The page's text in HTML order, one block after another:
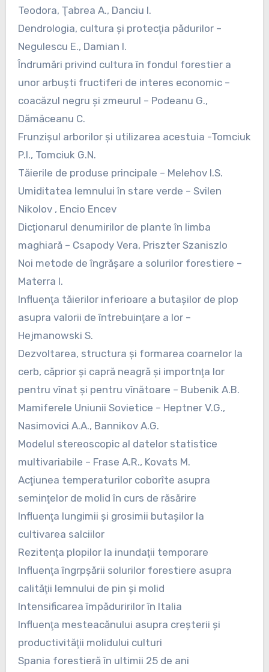
Teodora, Ţabrea A., Danciu I.
Dendrologia, cultura şi protecţia pădurilor –
Negulescu E., Damian I.
Îndrumări privind cultura în fondul forestier a
unor arbuşti fructiferi de interes economic –
coacăzul negru şi zmeurul – Podeanu G.,
Dămăceanu C.
Frunzişul arborilor şi utilizarea acestuia -Tomciuk
P.I., Tomciuk G.N.
Tăierile de produse principale – Melehov I.S.
Umiditatea lemnului în stare verde – Svilen
Nikolov , Encio Encev
Dicţionarul denumirilor de plante în limba
maghiară – Csapody Vera, Priszter Szaniszlo
Noi metode de îngrăşare a solurilor forestiere –
Materra I.
Influenţa tăierilor inferioare a butaşilor de plop
asupra valorii de întrebuinţare a lor –
Hejmanowski S.
Dezvoltarea, structura şi formarea coarnelor la
cerb, căprior şi capră neagră şi importnţa lor
pentru vînat şi pentru vînătoare – Bubenik A.B.
Mamiferele Uniunii Sovietice – Heptner V.G.,
Nasimovici A.A., Bannikov A.G.
Modelul stereoscopic al datelor statistice
multivariabile – Frase A.R., Kovats M.
Acţiunea temperaturilor coborîte asupra
seminţelor de molid în curs de răsărire
Influenţa lungimii şi grosimii butaşilor la
cultivarea salciilor
Rezitenţa plopilor la inundaţii temporare
Influenţa îngrpşării solurilor forestiere asupra
calităţii lemnului de pin şi molid
Intensificarea împăduririlor în Italia
Influenţa mesteacănului asupra creşterii şi
productivităţii molidului culturi
Spania forestieră în ultimii 25 de ani